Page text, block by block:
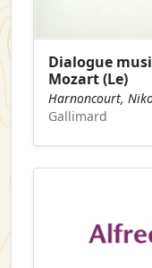
Dialogue
Mozart (Le)
Harnoncourt,
Gallimard